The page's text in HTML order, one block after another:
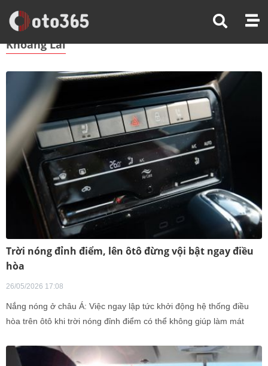
Trang Chủ Khoang Lái
Khoang Lái
Trời nóng đỉnh điểm, lên ôtô đừng vội bật ngay điều
hòa
26/05/2026 17:08
Nắng nóng ở châu Á: Việc ngay lập tức khởi động hệ thống điều
hòa trên ôtô khi trời nóng đỉnh điểm có thể không giúp làm mát